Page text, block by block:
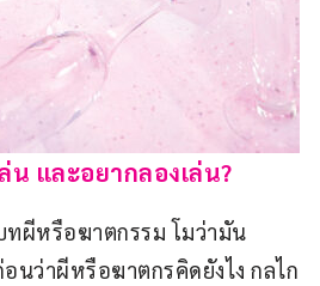
น และอยากลองเล่น?
ทผีหรือฆาตกรรม โมว่ามัน
อนว่าผีหรือฆาตกรคิดยังไง กลไก